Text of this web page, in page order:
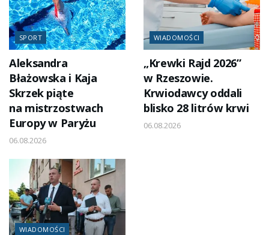
SPORT
Aleksandra
Błażowska i Kaja
Skrzek piąte
na mistrzostwach
Europy w Paryżu
06.08.2026
WIADOMOŚCI
„Krewki Rajd 2026”
w Rzeszowie.
Krwiodawcy oddali
blisko 28 litrów krwi
06.08.2026
WIADOMOŚCI